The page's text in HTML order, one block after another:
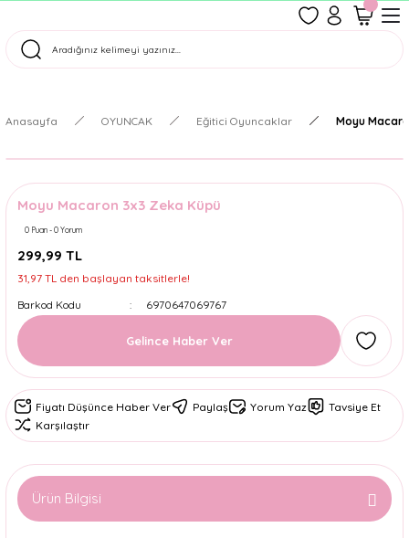
Tüm Siparişler Aynı Gün Kargoda!
Anasayfa OYUNCAK Eğitici Oyuncaklar Moyu
Moyu Macaron 3x3 Zeka Küpü
0 Puan - 0 Yorum
299,99 TL
31,97 TL den başlayan taksitlerle!
Barkod Kodu
6970647069767
Gelince Haber Ver
Fiyatı Düşünce Haber Ver Paylaş Yorum Yaz
Tavsiye Et
Karşılaştır
Ürün Bilgisi